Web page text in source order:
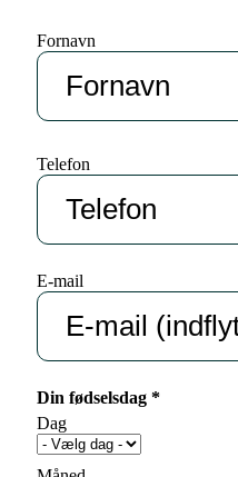
Fornavn
Telefon
E-mail
Din fødselsdag *
Dag